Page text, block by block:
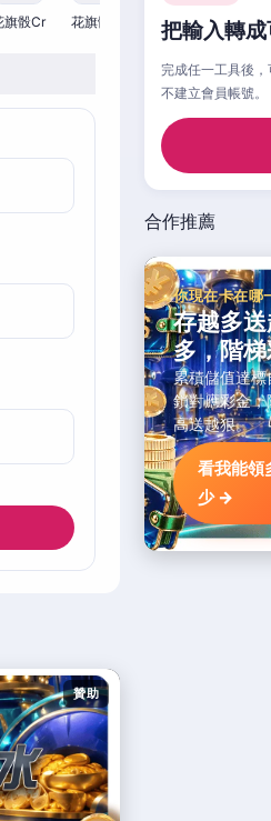
旗骰Cr 花旗骰Cr 花旗骰Cr 花旗
贊助
把輸入轉
完成任一工具後
不建立會員帳號。
合作推薦
你現在卡在哪
存越多
多，階
累積儲值達標
鎖對應彩金，
高送越狠。
看我能領
少 →